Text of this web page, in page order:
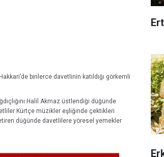
binlerce davetlinin katıldığı görkemli
Halil Akmaz üstlendiği düğünde
Kürtçe müzikler eşliğinde çektikleri
düğünde davetlilere yöresel yemekler